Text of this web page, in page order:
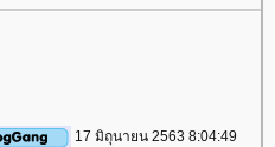
17 มิถุนายน 2563 8:04:49